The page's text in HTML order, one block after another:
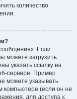
количество
Если
можете загрузить
указать ссылку на
сервере. Пример
можете указывать
компьютере (если он не
для доступа к